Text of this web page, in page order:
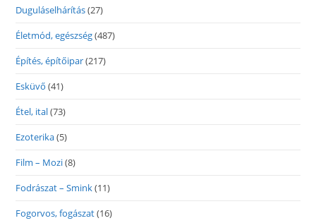
Duguláselhárítás(27)
Életmód, egészség(487)
Építés, építőipar(217)
Esküvő (41)
Étel, ital(73)
Ezoterika(5)
Film – Mozi(8)
Fodrászat – Smink(11)
Fogorvos, fogászat(16)